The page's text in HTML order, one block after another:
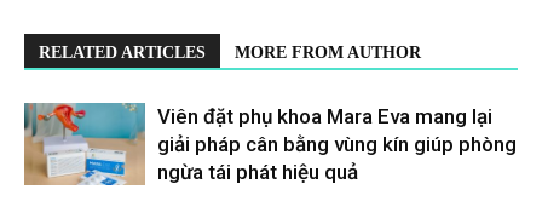
RELATED ARTICLES MORE FROM AUTHOR
Viên đặt phụ khoa Mara Eva mang lại
giải pháp cân bằng vùng kín giúp phòng
ngừa tái phát hiệu quả